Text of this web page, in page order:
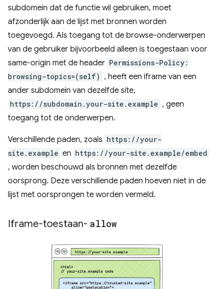
subdomein dat de functie wil gebruiken, moet
afzonderlijk aan de lijst met bronnen worden
toegevoegd. Als toegang tot de browse-onderwerpen
van de gebruiker bijvoorbeeld alleen is toegestaan ​​voor
same-origin met de header Permissions-Policy:
browsing-topics=(self) , heeft een iframe van een
ander subdomein van dezelfde site,
https://subdomain.your-site.example , geen
toegang tot de onderwerpen.
Verschillende paden, zoals https://your-
site.example en https://your-site.example/embed
, worden beschouwd als bronnen met dezelfde
oorsprong. Deze verschillende paden hoeven niet in de
lijst met oorsprongen te worden vermeld.
Iframe-toestaan- allow